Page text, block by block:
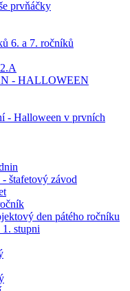
prvňáčky
6. a 7. ročníků
- HALLOWEEN
- Halloween v prvních
štafetový závod
den pátého ročníku
1. stupni